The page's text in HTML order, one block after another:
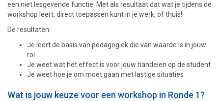
een niet lesgevende functie. Met als resultaat dat wat je tijdens de
workshop leert, direct toepassen kunt in je werk, of thuis!
De resultaten:
Je leert de basis van pedagogiek die van waarde is in jouw
rol
Je weet wat het effect is voor jouw handelen op de student
Je weet hoe je om moet gaan met lastige situaties
Wat is jouw keuze voor een workshop in Ronde 1?